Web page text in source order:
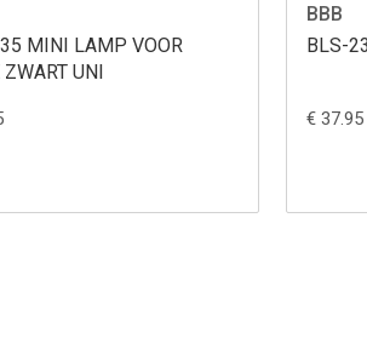
MINI LAMP VOOR
UNI
BBB
€ 37.95